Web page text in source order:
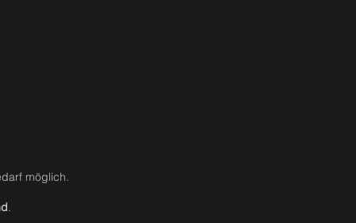
möglich.
.